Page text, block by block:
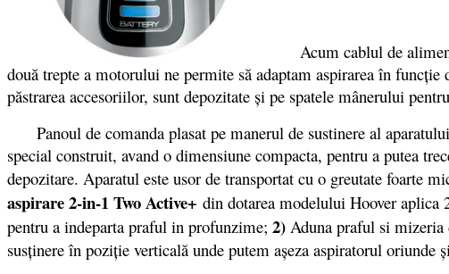
Acum cablul de
două trepte a motorului ne permite să adaptam aspirarea în
păstrarea accesoriilor, sunt depozitate şi pe spatele mânerului
Panoul de comanda plasat pe manerul de sustinere al
special construit, avand o dimensiune compacta, pentru a putea
depozitare. Aparatul este usor de transportat cu o greutate foarte
aspirare 2-in-1 Two Active+ din dotarea modelului Hoover aplica
pentru a indeparta praful in profunzime; 2) Aduna praful si
susţinere în poziţie verticală unde putem aşeza aspiratorul